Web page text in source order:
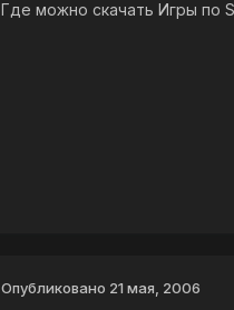
Где можно скачать Игры по
Опубликовано 21 мая, 2006